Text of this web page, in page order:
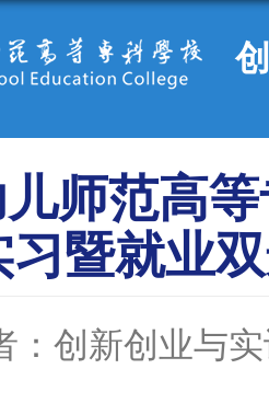
师范高
习暨就业
：创新创业与